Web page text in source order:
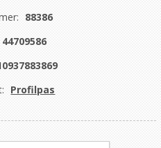
88386
44709586
Profilpas